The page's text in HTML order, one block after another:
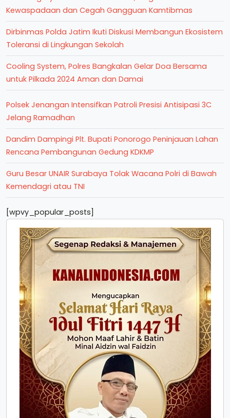
Kewaspadaan dan Cegah Gangguan Kamtibmas
Dirbinmas Polda Jatim Ikuti Diskusi Membangun Ekosistem
Toleransi di Lingkungan Sekolah
Cooling System, Polres Bangkalan Gelar Doa Bersama
untuk Pilkada 2024 Aman dan Damai
Polsek Jenangan Intensifkan Patroli Presisi Antisipasi 3C
Jelang Ramadhan
Dandim Dampingi Plt. Bupati Ponorogo Peninjauan Lahan
Rencana Pembangunan Gedung KDKMP
Guru Besar UNAIR Surabaya Tolak Wacana Polri di Bawah
Kemendagri atau TNI
[wpvy_popular_posts]